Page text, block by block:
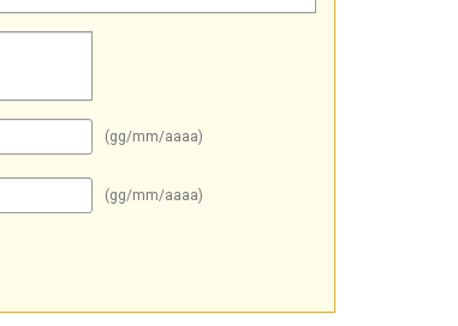
(gg/mm/aaaa)
(gg/mm/aaaa)